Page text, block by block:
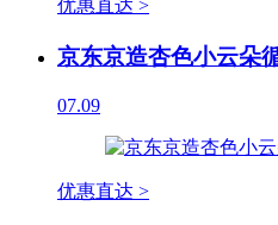
优惠直达 >
京东京造杏色小云朵
07.09
优惠直达 >